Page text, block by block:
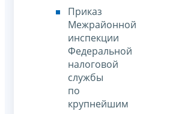
Приказ
Межрайонной
инспекции
Федеральной
налоговой
службы
по
крупнейшим